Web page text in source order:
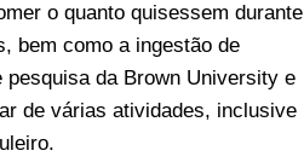
o quanto quisessem durante
bem como a ingestão de
da Brown University e
de várias atividades, inclusive